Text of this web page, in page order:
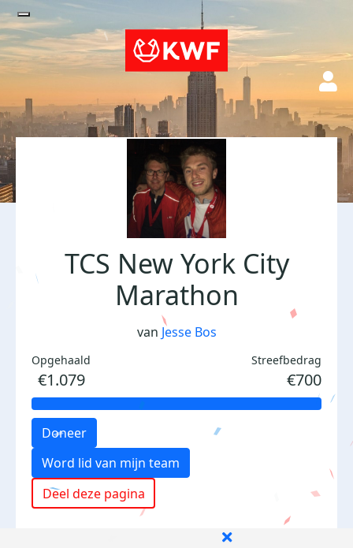
TCS New York City
Marathon
van Jesse Bos
Opgehaald
€1.079
Streefbedrag
€700
Doneer
Word lid van mijn team
Deel deze pagina